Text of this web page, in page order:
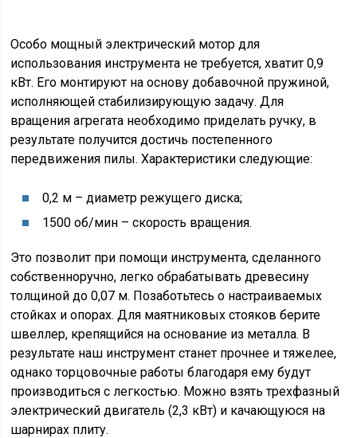
Особо мощный электрический мотор для
использования инструмента не требуется, хватит 0,9
кВт. Его монтируют на основу добавочной пружиной,
исполняющей стабилизирующую задачу. Для
вращения агрегата необходимо приделать ручку, в
результате получится достичь постепенного
передвижения пилы. Характеристики следующие:
0,2 м – диаметр режущего диска;
1500 об/мин – скорость вращения.
Это позволит при помощи инструмента, сделанного
собственноручно, легко обрабатывать древесину
толщиной до 0,07 м. Позаботьтесь о настраиваемых
стойках и опорах. Для маятниковых стояков берите
швеллер, крепящийся на основание из металла. В
результате наш инструмент станет прочнее и тяжелее,
однако торцовочные работы благодаря ему будут
производиться с легкостью. Можно взять трехфазный
электрический двигатель (2,3 кВт) и качающуюся на
шарнирах плиту.